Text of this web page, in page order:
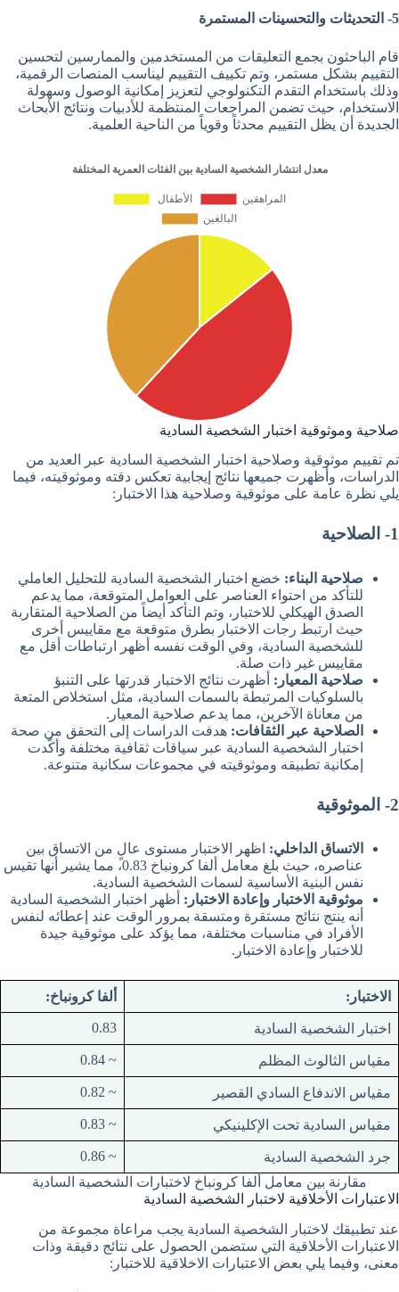
5- التحديثات والتحسينات المستمرة
قام الباحثون بجمع التعليقات من المستخدمين والممارسين لتحسين
التقييم بشكل مستمر، وتم تكييف التقييم ليناسب المنصات الرقمية،
وذلك باستخدام التقدم التكنولوجي لتعزيز إمكانية الوصول وسهولة
الاستخدام، حيث تضمن المراجعات المنتظمة للأدبيات ونتائج الأبحاث
الجديدة أن يظل التقييم محدثاً وقوياً من الناحية العلمية.
صلاحية وموثوقية اختبار الشخصية السادية
تم تقييم موثوقية وصلاحية اختبار الشخصية السادية عبر العديد من
الدراسات، وأظهرت جميعها نتائج إيجابية تعكس دقته وموثوقيته، فيما
يلي نظرة عامة على موثوقية وصلاحية هذا الاختبار:
1- الصلاحية
صلاحية البناء: خضع اختبار الشخصية السادية للتحليل العاملي
للتأكد من احتواء العناصر على العوامل المتوقعة، مما يدعم
الصدق الهيكلي للاختبار، وتم التأكد أيضاً من الصلاحية المتقاربة
حيث ارتبط رجات الاختبار بطرق متوقعة مع مقاييس أخرى
للشخصية السادية، وفي الوقت نفسه أظهر ارتباطات أقل مع
مقاييس غير ذات صلة.
صلاحية المعيار: أظهرت نتائج الاختبار قدرتها على التنبؤ
بالسلوكيات المرتبطة بالسمات السادية، مثل استخلاص المتعة
من معاناة الآخرين، مما يدعم صلاحية المعيار.
الصلاحية عبر الثقافات: هدفت الدراسات إلى التحقق من صحة
اختبار الشخصية السادية عبر سياقات ثقافية مختلفة وأكّدت
إمكانية تطبيقه وموثوقيته في مجموعات سكانية متنوعة.
2- الموثوقية
الاتساق الداخلي: اظهر الاختبار مستوى عالٍ من الاتساق بين
عناصره، حيث بلغ معامل ألفا كرونباخ 0.83، مما يشير أنها تقيس
نفس البنية الأساسية لسمات الشخصية السادية.
موثوقية الاختبار وإعادة الاختبار: أظهر اختبار الشخصية السادية
أنه ينتج نتائج مستقرة ومتسقة بمرور الوقت عند إعطائه لنفس
الأفراد في مناسبات مختلفة، مما يؤكد على موثوقية جيدة
للاختبار وإعادة الاختبار.
الاختبار: ألفا كرونباخ:
اختبار الشخصية السادية 0.83
مقياس الثالوث المظلم ~ 0.84
مقياس الاندفاع السادي القصير ~ 0.82
مقياس السادية تحت الإكلينيكي ~ 0.83
جرد الشخصية السادية
~ 0.86
مقارنة بين معامل ألفا كرونباخ لاختبارات الشخصية السادية
الاعتبارات الأخلاقية لاختبار الشخصية السادية
عند تطبيقك لاختبار الشخصية السادية يجب مراعاة مجموعة من
الاعتبارات الأخلاقية التي ستضمن الحصول على نتائج دقيقة وذات
معنى، وفيما يلي بعض الاعتبارات الاخلاقية للاختبار: